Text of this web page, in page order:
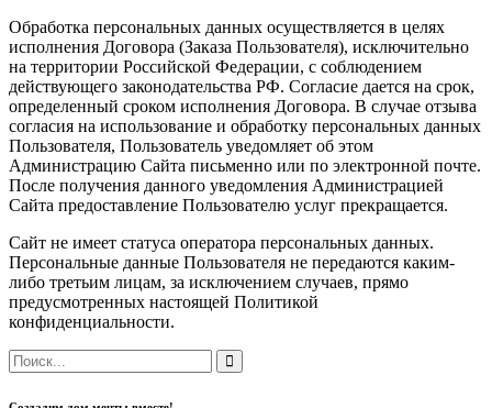
Обработка персональных данных осуществляется в целях
исполнения Договора (Заказа Пользователя), исключительно
на территории Российской Федерации, с соблюдением
действующего законодательства РФ. Согласие дается на срок,
определенный сроком исполнения Договора. В случае отзыва
согласия на использование и обработку персональных данных
Пользователя, Пользователь уведомляет об этом
Администрацию Сайта письменно или по электронной почте.
После получения данного уведомления Администрацией
Сайта предоставление Пользователю услуг прекращается.
Сайт не имеет статуса оператора персональных данных.
Персональные данные Пользователя не передаются каким-
либо третьим лицам, за исключением случаев, прямо
предусмотренных настоящей Политикой
конфиденциальности.